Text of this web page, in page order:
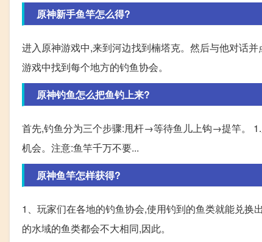
原神新手鱼竿怎么得?
进入原神游戏中,来到河边找到楠塔克。然后与他对话
游戏中找到每个地方的钓鱼协会。
原神钓鱼怎么把鱼钓上来?
首先,钓鱼分为三个步骤:甩杆→等待鱼儿上钩→提竿。
机会。注意:鱼竿千万不要...
原神鱼竿怎样获得?
1、玩家们在各地的钓鱼协会,使用钓到的鱼类就能兑
的水域的鱼类都会不大相同,因此。